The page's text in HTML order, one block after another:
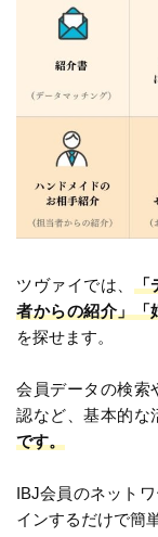
ツヴァイでは、 「
者からの紹介」「
を探せます。
会員データの検索
認など、基本的な
です。
IBJ会員のネット
インするだけで簡